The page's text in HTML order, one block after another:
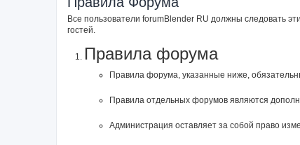
Все пользователи forumBlender RU должны следовать
гостей.
Правила форума
Правила форума, указанные ниже,
Правила отдельных форумов являются
Администрация оставляет за собой право